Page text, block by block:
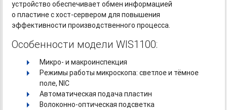
устройство обеспечивает обмен информацией
о пластинес хост-сервером для повышения
эффективности производственного процесса.
Особенности модели WIS1100:
Микро- и макроинспекция
Режимы работы микроскопа: светлое и тёмное
поле, NIC
Автоматическая подача пластин
Волоконно-оптическая подсветка